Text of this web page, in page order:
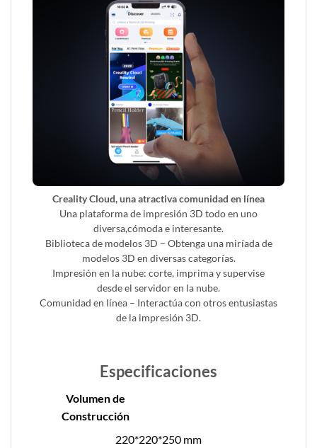
Creality Cloud, una atractiva comunidad en línea
Una plataforma de impresión 3D todo en uno
diversa,cómoda e interesante.
Biblioteca de modelos 3D – Obtenga una miríada de
modelos 3D en diversas categorías.
Impresión en la nube: corte, imprima y supervise
desde el servidor en la nube.
Comunidad en línea – Interactúa con otros entusiastas
de la impresión 3D.
Especificaciones
Volumen de
Construcción
220*220*250 mm